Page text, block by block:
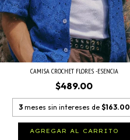
CAMISA CROCHET FLORES -ESENCIA
$489.00
3 meses sin intereses de $163.00
AGREGAR AL CARRITO